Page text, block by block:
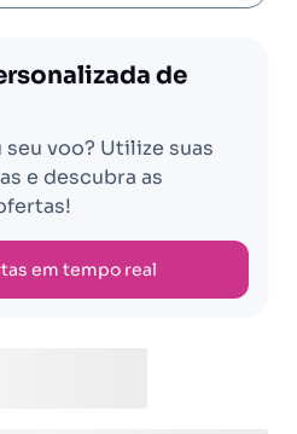
de
seu voo? Utilize suas
e descubra as
em tempo real